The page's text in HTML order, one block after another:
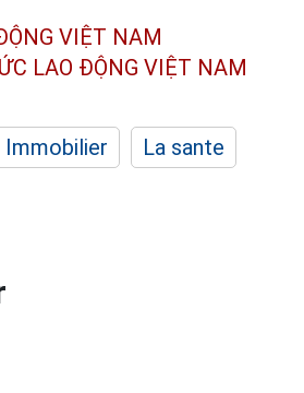
VIỆT NAM
LAO ĐỘNG VIỆT NAM
Immobilier
La sante